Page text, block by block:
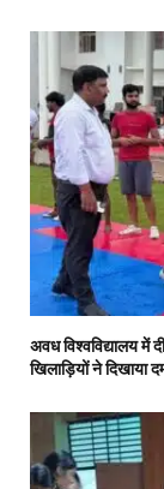
अवध विश्वविद्यालय में
खिलाड़ियों ने दिखाया